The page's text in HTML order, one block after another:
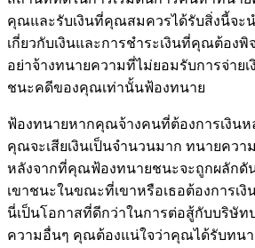
คุณและรับเงินที่คุณสมควรได้รับสิ่งนี้จะ
เกี่ยวกับเงินและการชำระเงินที่คุณต้อง
อย่าจ้างทนายความที่ไม่ยอมรับการจ่าย
ชนะคดีของคุณเท่านั้นฟ้องทนาย
ฟ้องทนายหากคุณจ้างคนที่ต้องการเงินห
คุณจะเสียเงินเป็นจำนวนมาก ทนายควา
หลังจากที่คุณฟ้องทนายชนะจะถูกผลักดั
เขาชนะในขณะที่เขาหรือเธอต้องการเ
นี่เป็นโอกาสที่ดีกว่าในการต่อสู้กับบริษั
ความอื่นๆ คุณต้องแน่ใจว่าคุณได้รับทนา